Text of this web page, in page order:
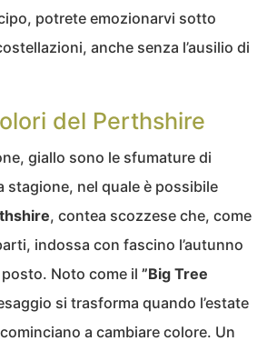
potrete emozionarvi sotto
anche senza l’ausilio di
del Perthshire
giallo sono le sfumature di
stagione, nel quale è possibile
, contea scozzese che, come
indossa con fascino l’autunno
Noto come il ”Big Tree
si trasforma quando l’estate
a cambiare colore. Un